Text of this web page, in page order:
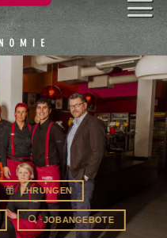
EHRUNGEN
JOBANGEBOTE